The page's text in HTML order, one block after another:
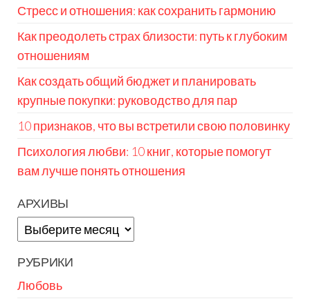
Стресс и отношения: как сохранить гармонию
Как преодолеть страх близости: путь к глубоким
отношениям
Как создать общий бюджет и планировать
крупные покупки: руководство для пар
10 признаков, что вы встретили свою половинку
Психология любви: 10 книг, которые помогут
вам лучше понять отношения
АРХИВЫ
Архивы
РУБРИКИ
Любовь